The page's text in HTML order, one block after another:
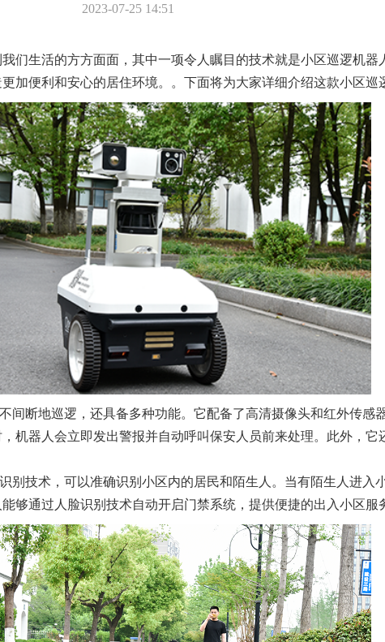
2023-07-25 14:51
们生活的方方面面，其中一项令人瞩目的技术就是小区巡逻机器
加便利和安心的居住环境。。下面将为大家详细介绍这款小区巡
间断地巡逻，还具备多种功能。它配备了高清摄像头和红外传感
机器人会立即发出警报并自动呼叫保安人员前来处理。此外，它
别技术，可以准确识别小区内的居民和陌生人。当有陌生人进入
够通过人脸识别技术自动开启门禁系统，提供便捷的出入小区服